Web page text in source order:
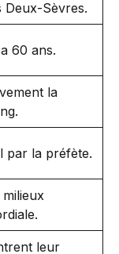
Deux-Sèvres.
60 ans.
la
par la préfète.
leur